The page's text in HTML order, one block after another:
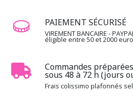
PAIEMENT SÉCURISÉ
VIREMENT BANCAIRE -
éligible entre 50 et 2000
Commandes
sous 48 à 72 h (jours
Frais colissimo plafonnés